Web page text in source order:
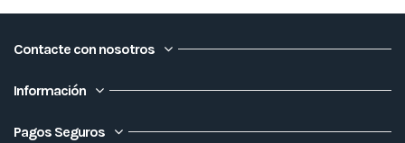
Contacte con nosotros
Información
Pagos Seguros